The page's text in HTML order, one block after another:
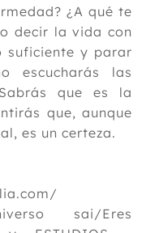
¿A qué te
decir la vida con
suficiente y parar
escucharás las
que es la
que, aunque
es un certeza.
sai/Eres